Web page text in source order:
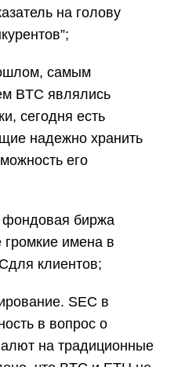
на голову
самым
BTC являлись
сегодня есть
надежно хранить
его
фондовая биржа
имена в
клиентов;
SEC в
в вопрос о
на традиционные